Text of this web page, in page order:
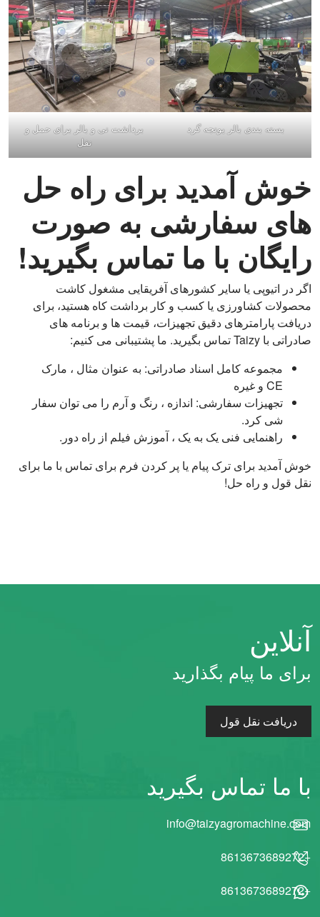
بسته بندی بالر یونجه گرد
برداشت نی و بالر برای حمل و
نقل
خوش آمدید برای راه حل
های سفارشی به صورت
رایگان با ما تماس بگیرید!
اگر در اتیوپی یا سایر کشورهای آفریقایی مشغول کاشت
محصولات کشاورزی یا کسب و کار برداشت کاه هستید، برای
دریافت پارامترهای دقیق تجهیزات، قیمت ها و برنامه های
صادراتی با Taizy تماس بگیرید. ما پشتیبانی می کنیم:
مجموعه کامل اسناد صادراتی: به عنوان مثال ، مارک
CE و غیره
تجهیزات سفارشی: اندازه ، رنگ و آرم را می توان سفار
شی کرد.
راهنمایی فنی یک به یک ، آموزش فیلم از راه دور.
خوش آمدید برای ترک پیام یا پر کردن فرم برای تماس با ما برای
نقل قول و راه حل!
آنلاین
برای ما پیام بگذارید
دریافت نقل قول
با ما تماس بگیرید
+8613673689272
+8613673689272